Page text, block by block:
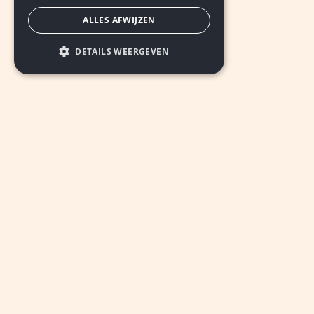
ALLES AFWIJZEN
DETAILS WEERGEVEN